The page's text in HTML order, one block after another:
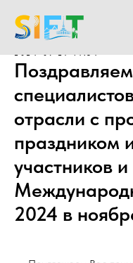
отрасли с
праздником
участников
2024 в